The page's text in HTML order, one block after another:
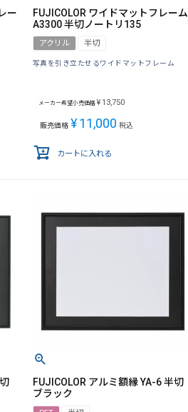
ー
FUJICOLOR ワイドマットフレーム
A3300 半切ノートリ135
アクリル 半切
写真を引き立たせるワイドマットフレーム
メーカー希望小売価格 ¥ 13,750
販売価格 ¥11,000 税込
カートに入れる
FUJICOLOR アルミ額縁 YA-6 半切
ブラック